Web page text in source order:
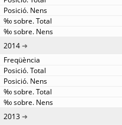
2014
2013